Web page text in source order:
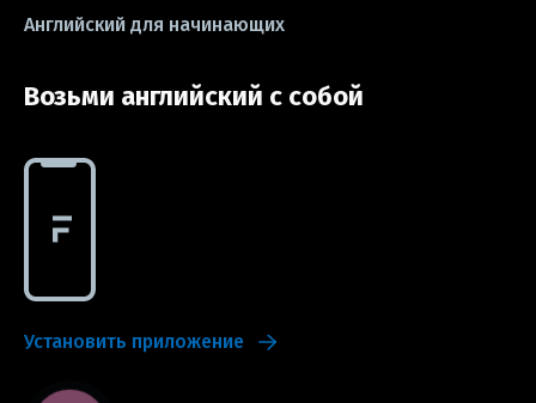
Английский для начинающих
Возьми английский с собой
Установить приложение